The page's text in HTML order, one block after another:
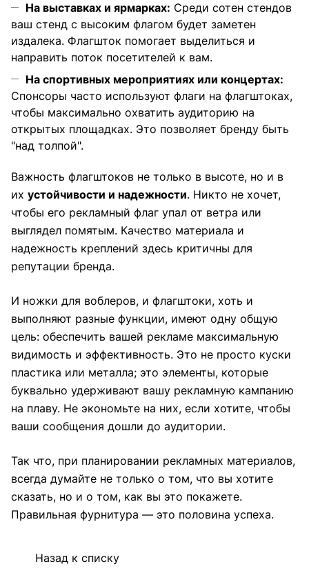
На выставках и ярмарках: Среди сотен стендов
ваш стенд с высоким флагом будет заметен
издалека. Флагшток помогает выделиться и
направить поток посетителей к вам.
На спортивных мероприятиях или концертах:
Спонсоры часто используют флаги на флагштоках,
чтобы максимально охватить аудиторию на
открытых площадках. Это позволяет бренду быть
"над толпой".
Важность флагштоков не только в высоте, но и в
их устойчивости и надежности. Никто не хочет,
чтобы его рекламный флаг упал от ветра или
выглядел помятым. Качество материала и
надежность креплений здесь критичны для
репутации бренда.
И ножки для воблеров, и флагштоки, хоть и
выполняют разные функции, имеют одну общую
цель: обеспечить вашей рекламе максимальную
видимость и эффективность. Это не просто куски
пластика или металла; это элементы, которые
буквально удерживают вашу рекламную кампанию
на плаву. Не экономьте на них, если хотите, чтобы
ваши сообщения дошли до аудитории.
Так что, при планировании рекламных материалов,
всегда думайте не только о том, что вы хотите
сказать, но и о том, как вы это покажете.
Правильная фурнитура — это половина успеха.
Назад к списку